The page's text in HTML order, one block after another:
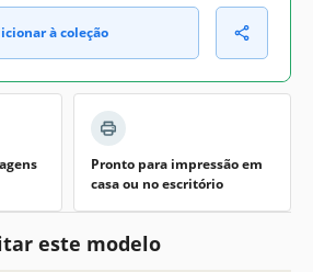
à coleção
Pronto para impressão em
casa ou no escritório
este modelo